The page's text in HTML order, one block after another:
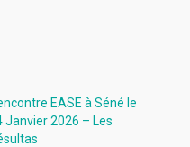
EASE à Séné le
Janvier 2026 – Les